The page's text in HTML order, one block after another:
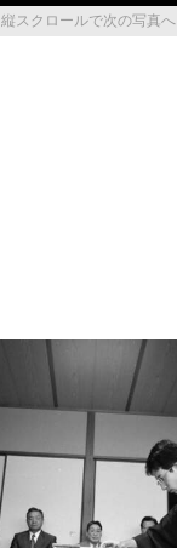
縦スクロールで次の写真へ